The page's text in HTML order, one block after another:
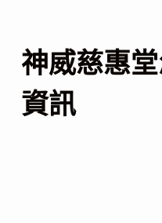
神威慈惠
資訊